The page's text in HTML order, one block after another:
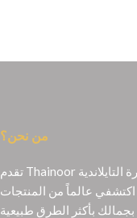
من نحن؟
تقدم Thainoor منتجات تجميل أصلية مستوحاة من الخبرة التايلاندية
عالماً من المنتجات